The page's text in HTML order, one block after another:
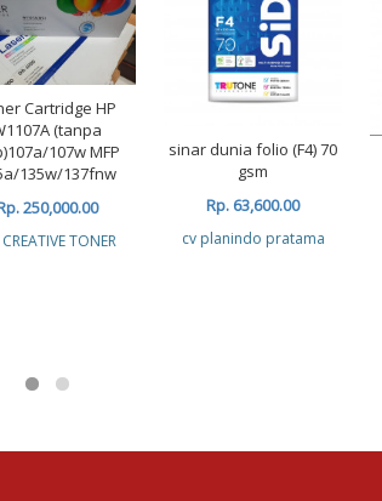
Cartridge HP
(tanpa
107w MFP
135w/137fnw
250,000.00
TONER
sinar dunia folio (F4) 70
gsm
Rp. 63,600.00
cv planindo pratama